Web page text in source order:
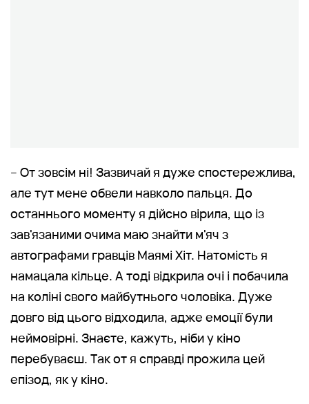
– От зовсім ні! Зазвичай я дуже спостережлива,
але тут мене обвели навколо пальця. До
останнього моменту я дійсно вірила, що із
зав'язаними очима маю знайти м'яч з
автографами гравців Маямі Хіт. Натомість я
намацала кільце. А тоді відкрила очі і побачила
на коліні свого майбутнього чоловіка. Дуже
довго від цього відходила, адже емоції були
неймовірні. Знаєте, кажуть, ніби у кіно
перебуваєш. Так от я справді прожила цей
епізод, як у кіно.